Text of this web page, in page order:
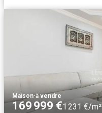
Maison·à vendre
169 999 €1 231 €/m²